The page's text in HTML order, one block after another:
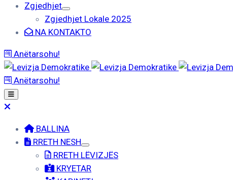
Zgjedhjet
Zgjedhjet Lokale 2025
NA KONTAKTO
Anëtarsohu!
Anëtarsohu!
BALLINA
RRETH NESH
RRETH LËVIZJËS
KRYETAR